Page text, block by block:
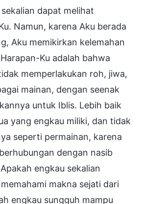
dapat melihat
Namun, karena Aku berada
Aku memikirkan kelemahan
Ku adalah bahwa
memperlakukan roh, jiwa,
mainan, dengan seenak
untuk Iblis. Lebih baik
yang engkau miliki, dan tidak
seperti permainan, karena
dengan nasib
engkau sekalian
makna sejati dari
engkau sungguh mampu